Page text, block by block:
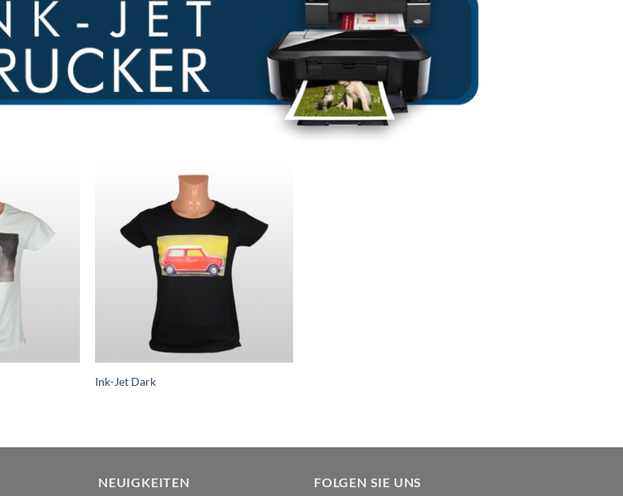
Wunschliste
hinzufügen
Wunschliste
hinzufügen
Ink-Jet Dark
NEUIGKEITEN FOLGEN SIE UNS